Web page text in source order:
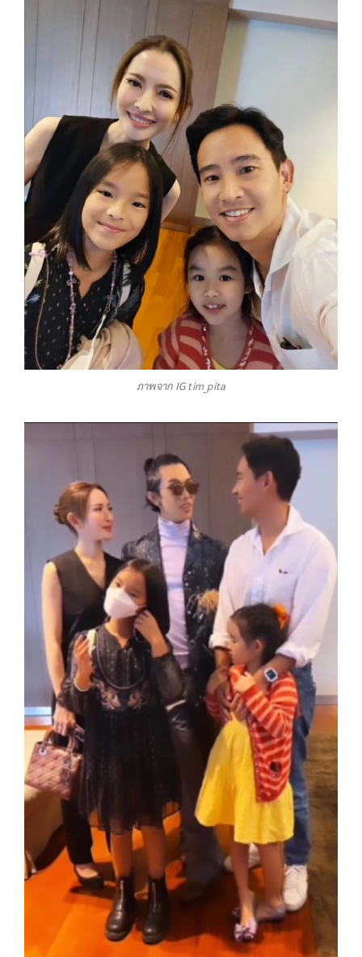
ภาพจาก IG tim_pita